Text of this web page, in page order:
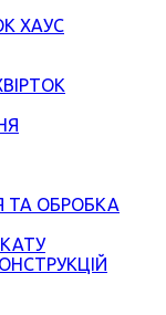
ХАУС
ТА ОБРОБКА